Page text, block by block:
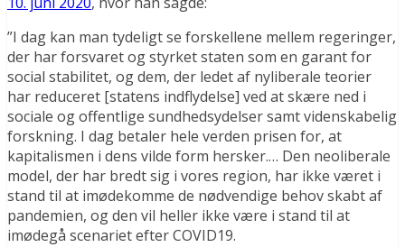
”I dag kan man tydeligt se forskellene mellem regeringer,
der har forsvaret og styrket staten som en garant for
social stabilitet, og dem, der ledet af nyliberale teorier
har reduceret [statens indflydelse] ved at skære ned i
sociale og offentlige sundhedsydelser samt videnskabelig
forskning. I dag betaler hele verden prisen for, at
kapitalismen i dens vilde form hersker.… Den neoliberale
model, der har bredt sig i vores region, har ikke været i
stand til at imødekomme de nødvendige behov skabt af
pandemien, og den vil heller ikke være i stand til at
imødegå scenariet efter COVID19.